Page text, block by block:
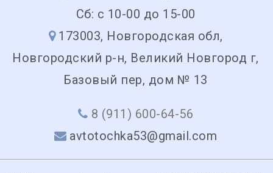
Сб: с 10-00 до 15-00
173003, Новгородская обл,
Новгородский р-н, Великий Новгород г,
Базовый пер, дом № 13
8 (911) 600-64-56
avtotochka53@gmail.com